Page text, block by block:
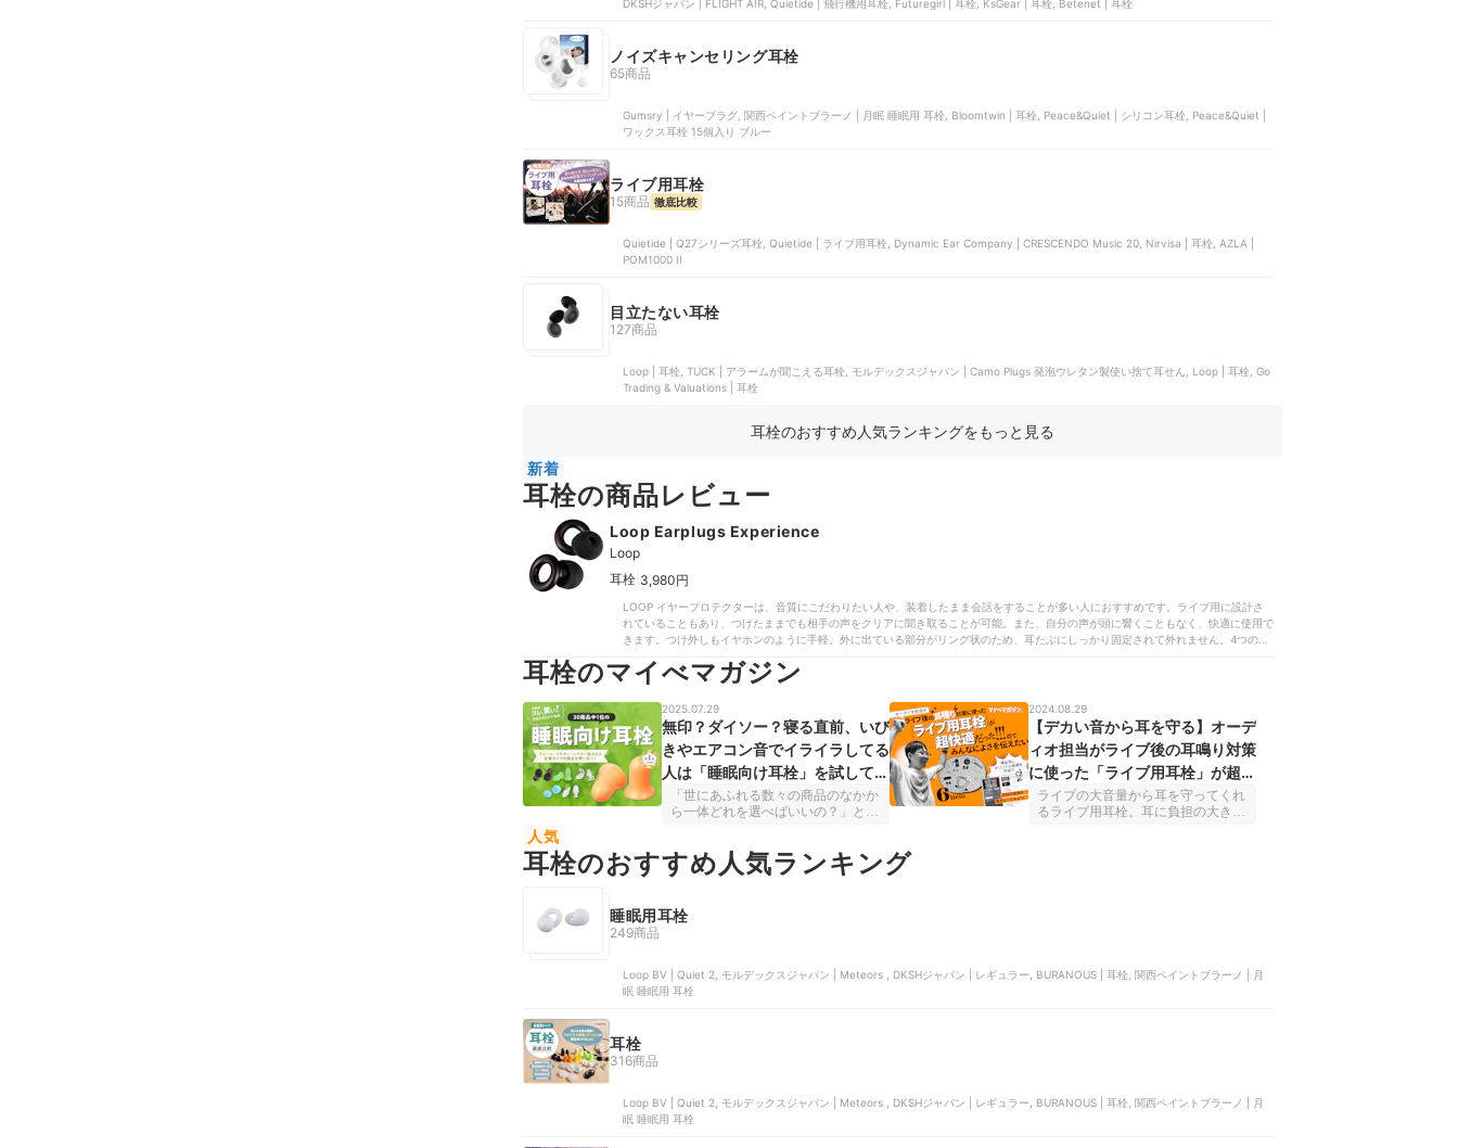
DKSHジャパン | FLIGHT AIR, Quietide | 飛行機用耳栓, Futuregirl | 耳栓, KsGear | 耳栓, Betenet | 耳栓
ノイズキャンセリング耳栓
65商品
Gumsry | イヤープラグ, 関西ペイントブラーノ | 月眠 睡眠用 耳栓, Bloomtwin | 耳栓, Peace&Quiet | シリコン耳栓, Peace&Quiet |
ワックス耳栓 15個入り ブルー
ライブ用耳栓
15商品 徹底比較
Quietide | Q27シリーズ耳栓, Quietide | ライブ用耳栓, Dynamic Ear Company | CRESCENDO Music 20, Nirvisa | 耳栓, AZLA |
POM1000 II
目立たない耳栓
127商品
Loop | 耳栓, TUCK | アラームが聞こえる耳栓, モルデックスジャパン | Camo Plugs 発泡ウレタン製使い捨て耳せん, Loop | 耳栓, Go
Trading & Valuations | 耳栓
耳栓のおすすめ人気ランキングをもっと見る
新着
耳栓の商品レビュー
Loop Earplugs Experience
Loop
耳栓 3,980円
LOOP イヤープロテクターは、音質にこだわりたい人や、装着したまま会話をすることが多い人におすすめです。ライブ用に設計さ
れていることもあり、つけたままでも相手の声をクリアに聞き取ることが可能。また、自分の声が頭に響くこともなく、快適に使用で
きます。つけ外しもイヤホンのように手軽。外に出ている部分がリング状のため、耳たぶにしっかり固定されて外れません。4つのサ
り、音質を保ったまま遮音し、耳への負担を軽減させてくれる商品といえます。
耳栓のマイべマガジン
2025.07.29
無印？ダイソー？寝る直前、いび
きやエアコン音でイライラしてる
人は「睡眠向け耳栓」を試してほ
しい
「世にあふれる数々の商品のなかか
ら一体どれを選べばいいの？」とい
イベスト』。のべ3万2000点もの商
品を使い比べたなかから、テーマ別
いくのが本特集です。今回は「#カ
ラダにいいもの」をテーマに、睡眠
ようとしたタイミングで「暑いけど
窓を開けると車の音が…」「エアコ
時点（2025年7月29日）のマイベス
トの情報をもとに執筆しておりま
2024.08.29
【デカい音から耳を守る】オーデ
ィオ担当がライブ後の耳鳴り対策
に使った「ライブ用耳栓」が超快
適だったのでみんなによさを伝え
たい
ライブの大音量から耳を守ってくれ
るライブ用耳栓。耳に負担の大きい
イクも堂々登場！ライブのあとの耳
人気
耳栓のおすすめ人気ランキング
睡眠用耳栓
249商品
Loop BV | Quiet 2, モルデックスジャパン | Meteors , DKSHジャパン | レギュラー, BURANOUS | 耳栓, 関西ペイントブラーノ | 月
眠 睡眠用 耳栓
耳栓
316商品
Loop BV | Quiet 2, モルデックスジャパン | Meteors , DKSHジャパン | レギュラー, BURANOUS | 耳栓, 関西ペイントブラーノ | 月
眠 睡眠用 耳栓